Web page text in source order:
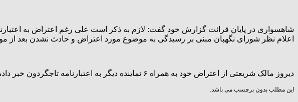
اعلام نظر شورای نگهبان مبنی بر رسیدگی به موضوع مورد اعتراض و حادث نشدن بعد از
دیروز مالک شریعتی از اعتراض خود به همراه ۶ نماینده دیگر به اعتبارنامه تاجگردون خبر داده بود.
این مطلب بدون برچسب می باشد.